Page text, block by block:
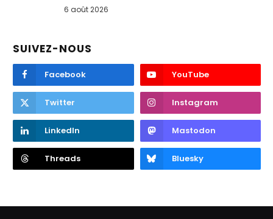
6 août 2026
SUIVEZ-NOUS
Facebook YouTube
Twitter Instagram
LinkedIn Mastodon
Threads Bluesky